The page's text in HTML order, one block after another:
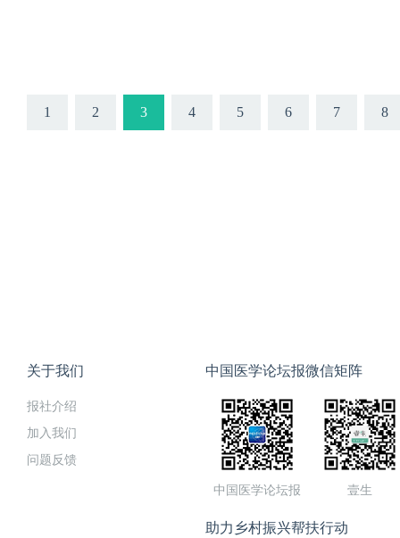
1 2 3 4 5 6 7 8
关于我们
报社介绍
加入我们
问题反馈
中国医学论坛报微信矩阵
中国医学论坛报 壹生
助力乡村振兴帮扶行动